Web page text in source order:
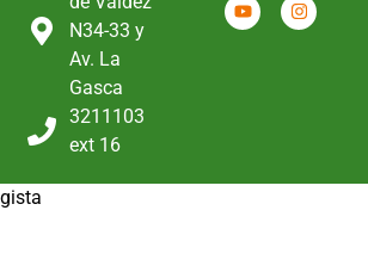
N34-33 y
Av. La
Gasca
3211103
ext 16